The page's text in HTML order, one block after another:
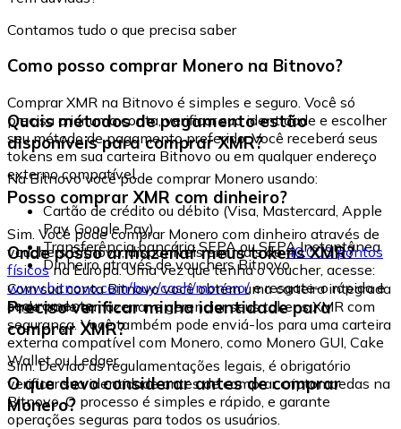
Contamos tudo o que precisa saber
Como posso comprar Monero na Bitnovo?
Comprar XMR na Bitnovo é simples e seguro. Você só
precisa criar uma conta, verificar sua identidade e escolher
seu método de pagamento preferido. Você receberá seus
tokens em sua carteira Bitnovo ou em qualquer endereço
externo compatível.
Quais métodos de pagamento estão
disponíveis para comprar XMR?
Na Bitnovo você pode comprar Monero usando:
Cartão de crédito ou débito (Visa, Mastercard, Apple
Pay, Google Pay)
Transferência bancária SEPA ou SEPA Instantânea
Dinheiro através de vouchers Bitnovo
Posso comprar XMR com dinheiro?
Sim. Você pode comprar Monero com dinheiro através de
vouchers Bitnovo, disponíveis em mais de40.000 pontos
físicosna Europa. Uma vez que tenha o voucher, acesse:
www.bitnovo.com/buy/cash/monero/e resgate-o rápida e
seguramente.
Onde posso armazenar meus tokens XMR?
Com sua conta Bitnovo você obtém uma carteira integrada
onde pode armazenar e gerenciar seus tokens XMR com
segurança. Você também pode enviá-los para uma carteira
externa compatível com Monero, como Monero GUI, Cake
Wallet ou Ledger.
Preciso verificar minha identidade para
comprar XMR?
Sim. Devido às regulamentações legais, é obrigatório
verificar sua identidade antes de comprar criptomoedas na
Bitnovo. O processo é simples e rápido, e garante
operações seguras para todos os usuários.
O que devo considerar antes de comprar
Monero?